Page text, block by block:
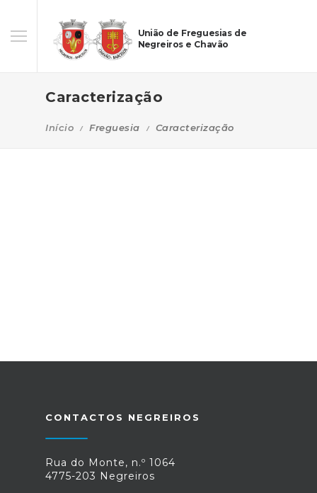
União de Freguesias de
Negreiros e Chavão
Caracterização
Início Freguesia Caracterização
CONTACTOS NEGREIROS
Rua do Monte, n.º 1064
4775-203 Negreiros